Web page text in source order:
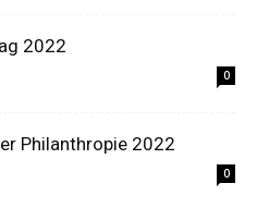
2022
0
Philanthropie 2022
0